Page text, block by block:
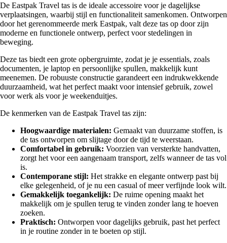
De Eastpak Travel tas is de ideale accessoire voor je dagelijkse
verplaatsingen, waarbij stijl en functionaliteit samenkomen. Ontworpen
door het gerenommeerde merk Eastpak, valt deze tas op door zijn
moderne en functionele ontwerp, perfect voor stedelingen in
beweging.
Deze tas biedt een grote opbergruimte, zodat je je essentials, zoals
documenten, je laptop en persoonlijke spullen, makkelijk kunt
meenemen. De robuuste constructie garandeert een indrukwekkende
duurzaamheid, wat het perfect maakt voor intensief gebruik, zowel
voor werk als voor je weekenduitjes.
De kenmerken van de Eastpak Travel tas zijn:
Hoogwaardige materialen: Gemaakt van duurzame stoffen, is
de tas ontworpen om slijtage door de tijd te weerstaan.
Comfortabel in gebruik: Voorzien van versterkte handvatten,
zorgt het voor een aangenaam transport, zelfs wanneer de tas vol
is.
Contemporane stijl: Het strakke en elegante ontwerp past bij
elke gelegenheid, of je nu een casual of meer verfijnde look wilt.
Gemakkelijk toegankelijk: De ruime opening maakt het
makkelijk om je spullen terug te vinden zonder lang te hoeven
zoeken.
Praktisch: Ontworpen voor dagelijks gebruik, past het perfect
in je routine zonder in te boeten op stijl.